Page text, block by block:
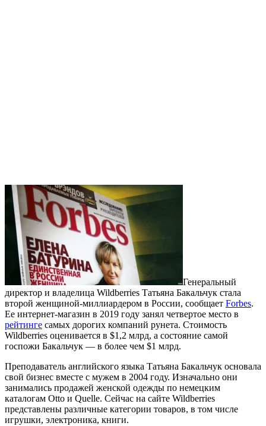
Генеральный
директор и владелица Wildberries Татьяна Бакальчук стала
второй женщиной-миллиардером в России, сообщает Forbes.
Ее интернет-магазин в 2019 году занял четвертое место в
рейтинге самых дорогих компаний рунета. Стоимость
Wildberries оценивается в $1,2 млрд, а состояние самой
госпожи Бакальчук — в более чем $1 млрд.
Преподаватель английского языка Татьяна Бакальчук основала
свой бизнес вместе с мужем в 2004 году. Изначально они
занимались продажей женской одежды по немецким
каталогам Otto и Quelle. Сейчас на сайте Wildberries
представлены различные категории товаров, в том числе
игрушки, электроника, книги.